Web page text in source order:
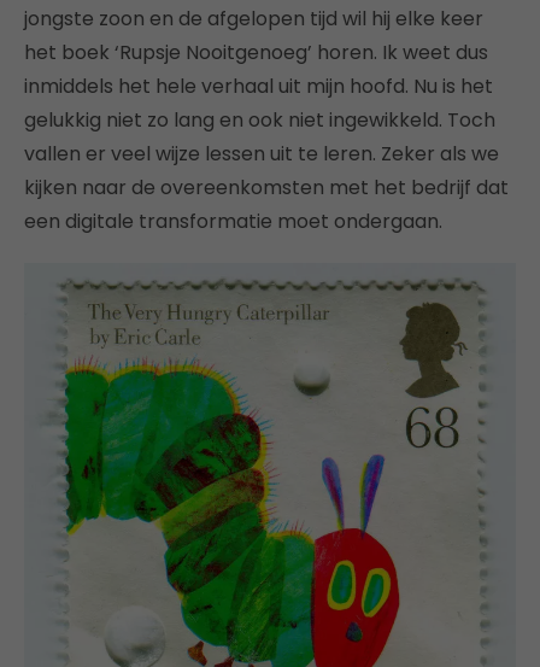
jongste zoon en de afgelopen tijd wil hij elke keer
het boek ‘Rupsje Nooitgenoeg’ horen. Ik weet dus
inmiddels het hele verhaal uit mijn hoofd. Nu is het
gelukkig niet zo lang en ook niet ingewikkeld. Toch
vallen er veel wijze lessen uit te leren. Zeker als we
kijken naar de overeenkomsten met het bedrijf dat
een digitale transformatie moet ondergaan.